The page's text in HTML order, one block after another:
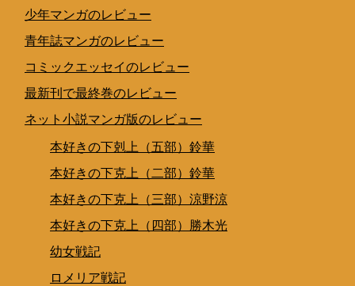
少年マンガのレビュー
青年誌マンガのレビュー
コミックエッセイのレビュー
最新刊で最終巻のレビュー
ネット小説マンガ版のレビュー
本好きの下剋上（五部）鈴華
本好きの下克上（二部）鈴華
本好きの下克上（三部）涼野涼
本好きの下克上（四部）勝木光
幼女戦記
ロメリア戦記